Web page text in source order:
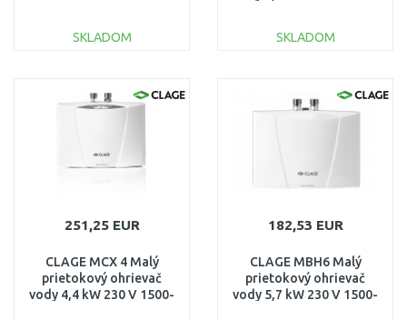
SKLADOM
Porovnať
SKLADOM
Porovnať
251,25 EUR
CLAGE MCX 4 Malý
prietokový ohrievač
vody 4,4 kW 230 V 1500-
182,53 EUR
CLAGE MBH6 Malý
prietokový ohrievač
vody 5,7 kW 230 V 1500-